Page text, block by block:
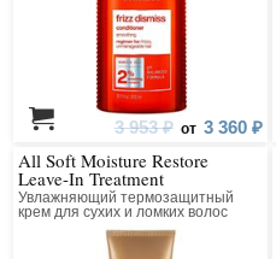
3 953 ₽ от 3 360 ₽
All Soft Moisture Restore
Leave-In Treatment
Увлажняющий термозащитный
крем для сухих и ломких волос